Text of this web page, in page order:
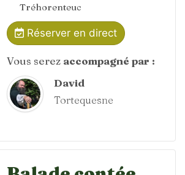
Tréhorenteuc
Réserver en direct
Vous serez accompagné par :
David
Tortequesne